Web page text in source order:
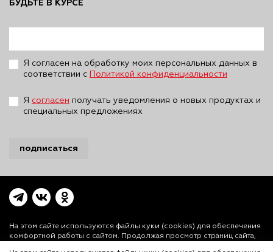
БУДЬТЕ В КУРСЕ
Я согласен на обработку моих персональных данных в
соответствии с
Политикой конфиденциальности
Я согласен получать уведомления о новых продуктах и
специальных предложениях
подписаться
На этом сайте используются файлы куки (cookies) для обеспечения
комфортной работы с сайтом. Продолжая просмотр страниц сайта,